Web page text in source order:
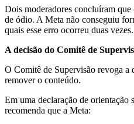
Dois moderadores concluíram
de ódio. A Meta não conseguiu
quais esse erro ocorreu duas vezes.
A decisão do Comitê de
O Comitê de Supervisão revoga a
remover o conteúdo.
Em uma declaração de orientação
recomenda que a Meta: